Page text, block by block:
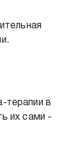
терапии в
их сами -